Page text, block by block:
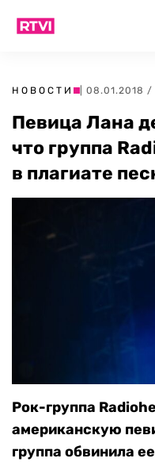
НОВОСТИ | 08.01.2018 /
Певица Лана
что группа
в плагиате
Рок-группа
американскую
группа обвинила